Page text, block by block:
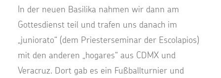
In der neuen Basilika nahmen wir dann am
Gottesdienst teil und trafen uns danach im
„juniorato“ (dem Priesterseminar der Escolapios)
mit den anderen „hogares“ aus CDMX und
Veracruz. Dort gab es ein Fußballturnier und